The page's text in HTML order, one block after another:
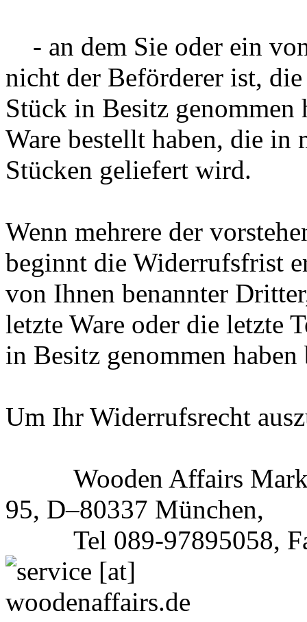
- an dem Sie oder ein
nicht der Beförderer ist,
Stück in Besitz genommen
Ware bestellt haben, die in
Stücken geliefert wird.
Wenn mehrere der
beginnt die Widerrufsfrist
von Ihnen benannter
letzte Ware oder die letzte
in Besitz genommen haben
Um Ihr Widerrufsrecht
Wooden Affairs Mark-
95, D–80337 München,
Tel 089-97895058,